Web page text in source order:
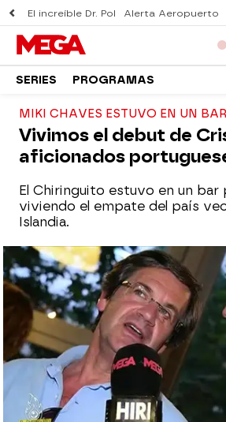
El increíble Dr. Pol Alerta Aeropuerto
SERIES PROGRAMAS
MIKI CHAVES ESTUVO EN UN
Vivimos el debut de
aficionados
El Chiringuito estuvo en un bar
viviendo el empate del país
Islandia.
mega
Madrid
Publicado: 12 de febrero de 2018,